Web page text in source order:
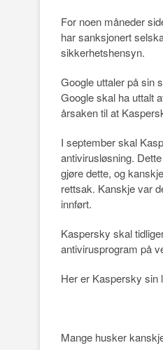
For noen måneder
har sanksjonert
sikkerhetshensyn.
Google uttaler på sin
Google skal ha uttalt
årsaken til at
I september skal
antivirusløsning.
gjøre dette, og
rettsak. Kanskje var
innført.
Kaspersky skal
antivirusprogram på
Her er Kaspersky sin
Mange husker